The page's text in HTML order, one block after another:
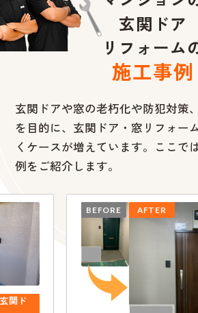
玄関ドア
リフォーム
施工事例
玄関ドアや窓の老朽化や防犯対策
を目的に、 玄関ドア・窓リフォー
くケースが増えています。ここで
例をご紹介します。
ド
BEFORE AFTER